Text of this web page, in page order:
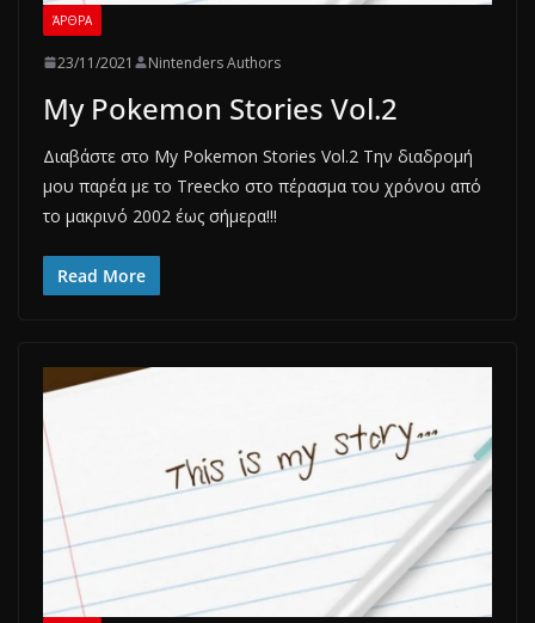
ΆΡΘΡΑ
23/11/2021 Nintenders Authors
My Pokemon Stories Vol.2
Διαβάστε στο My Pokemon Stories Vol.2 Tην διαδρομή
μου παρέα με το Treecko στο πέρασμα του χρόνου από
το μακρινό 2002 έως σήμερα!!!
Read More